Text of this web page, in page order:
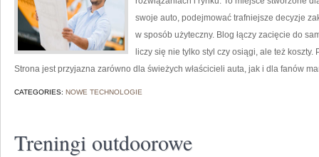
swoje auto, podejmować trafniejsze decyzje
w sposób użyteczny. Blog łączy zacięcie do
liczy się nie tylko styl czy osiągi, ale też
Strona jest przyjazna zarówno dla świeżych właścicieli auta, jak i dla fanów
CATEGORIES: NOWE TECHNOLOGIE
Treningi outdoorowe